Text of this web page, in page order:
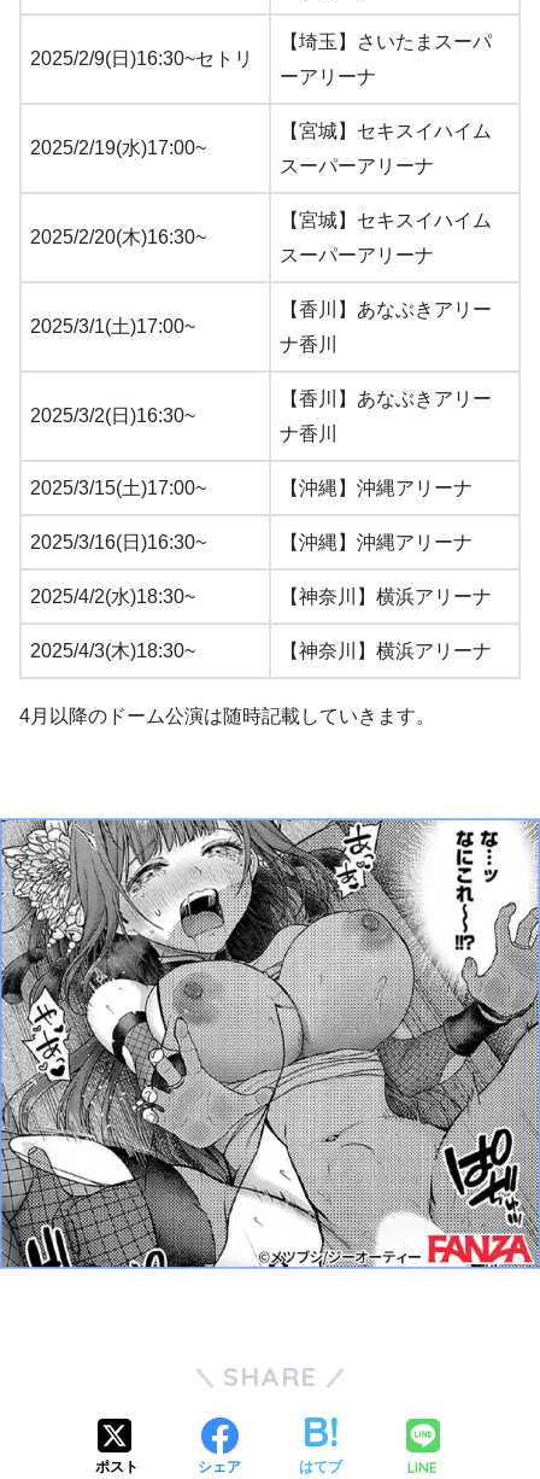
2025/2/9(日)16:30~セトリ
【埼玉】さいたまスーパ
ーアリーナ
2025/2/19(水)17:00~
【宮城】セキスイハイム
スーパーアリーナ
2025/2/20(木)16:30~
【宮城】セキスイハイム
スーパーアリーナ
2025/3/1(土)17:00~
【香川】あなぶきアリー
ナ香川
2025/3/2(日)16:30~
【香川】あなぶきアリー
ナ香川
2025/3/15(土)17:00~ 【沖縄】沖縄アリーナ
2025/3/16(日)16:30~ 【沖縄】沖縄アリーナ
2025/4/2(水)18:30~ 【神奈川】横浜アリーナ
2025/4/3(木)18:30~ 【神奈川】横浜アリーナ
4月以降のドーム公演は随時記載していきます。
SHARE
ポスト シェア はてブ LINE